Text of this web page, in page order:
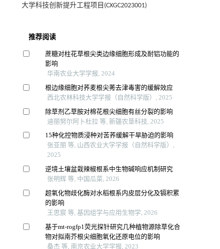
大学科技创新提升工程项目(CXGC2023001)